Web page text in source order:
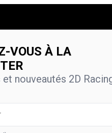
VOUS À LA
nouveautés 2D